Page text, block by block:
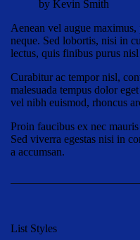
by Kevin Smith
Aenean vel augue
neque. Sed lobortis, nisi in
lectus, quis finibus purus
Curabitur ac tempor nisl,
malesuada tempus dolor
vel nibh euismod, rhoncus
Proin faucibus ex nec
Sed viverra egestas nisi in
a accumsan.
List Styles